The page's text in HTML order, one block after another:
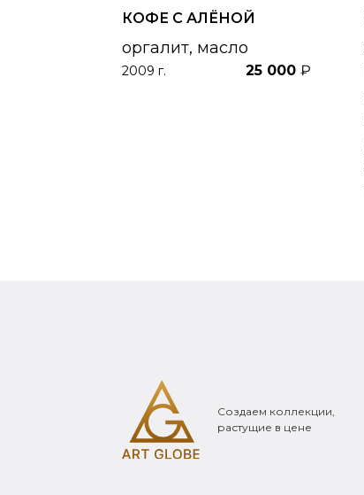
КОФЕ С АЛЁНОЙ
оргалит, масло
2009 г. 25 000 ₽
Создаем коллекции,
растущие в цене